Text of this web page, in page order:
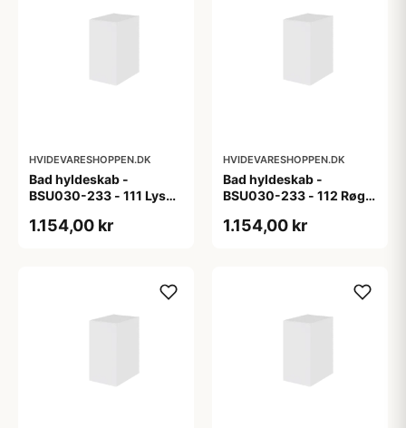
HVIDEVARESHOPPEN.DK
Bad hyldeskab -
BSU030-233 - 111 Lys
1.154,00 kr
HVIDEVARESHOPPEN.DK
Bad hyldeskab -
BSU030-233 - 112 Røget
1.154,00 kr